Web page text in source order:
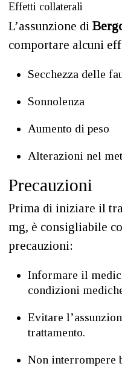
Effetti collaterali
L’assunzione di
comportare alcuni
Secchezza delle
Sonnolenza
Aumento di peso
Alterazioni nel
Precauzioni
Prima di iniziare il
mg, è consigliabile
precauzioni:
Informare il
condizioni
Evitare
trattamento.
Non interrompere